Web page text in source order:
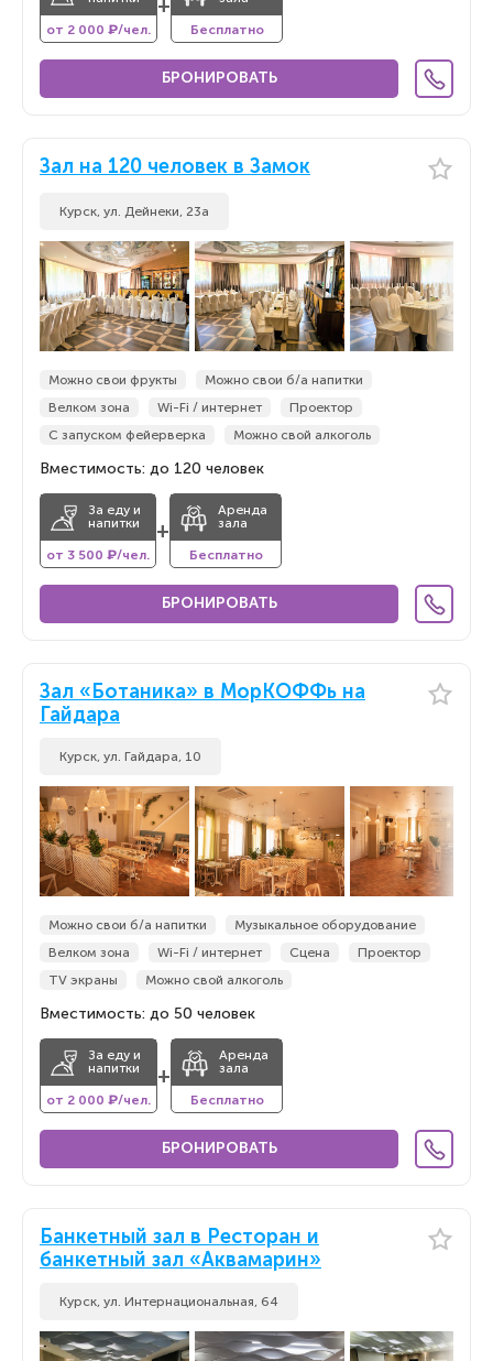
от 2 000 ₽/чел.
+
Бесплатно
БРОНИРОВАТЬ
Зал на 120 человек в Замок
Курск, ул. Дейнеки, 23а
Можно свои фрукты
Можно свои б/а напитки
Велком зона
Wi-Fi / интернет
Проектор
С запуском фейерверка
Можно свой алкоголь
Вместимость: до 120 человек
За еду и
напитки
от 3 500 ₽/чел.
+
Аренда
зала
Бесплатно
БРОНИРОВАТЬ
Зал «Ботаника» в МорКОФФь на
Гайдара
Курск, ул. Гайдара, 10
Можно свои б/а напитки
Музыкальное оборудование
Велком зона
Wi-Fi / интернет Сцена
Проектор
TV экраны
Можно свой алкоголь
Вместимость: до 50 человек
За еду и
напитки
от 2 000 ₽/чел.
+
Аренда
зала
Бесплатно
БРОНИРОВАТЬ
Банкетный зал в Ресторан и
банкетный зал «Аквамарин»
Курск, ул. Интернациональная, 64